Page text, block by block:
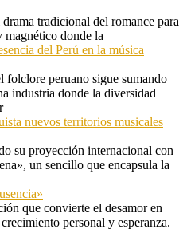
tradicional del romance para
magnético donde la
del Perú en la música
folclore peruano sigue sumando
industria donde la diversidad
nuevos territorios musicales
su proyección internacional con
un sencillo que encapsula la
que convierte el desamor en
personal y esperanza.